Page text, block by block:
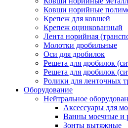
Ковши норийные
Крепеж для ковшей
Крепеж оцинкованный
Лента норийная
Молотки дробильные
Оси для дробилок
Решета для дробилок
Решета для дробилок
Ролики для ленточных
Оборудование
Нейтральное
Аксессуары для
Ванны моечные и
Зонты вытяжные